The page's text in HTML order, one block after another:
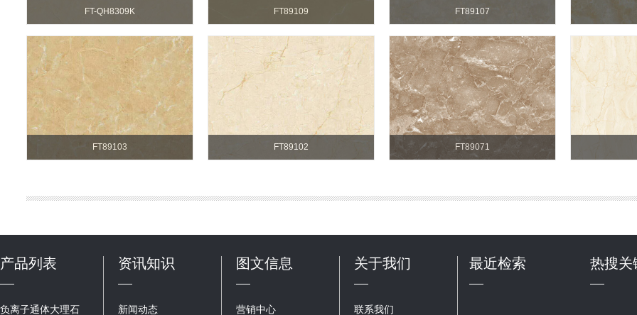
FT-QH8309K FT89109 FT89107
FT89103 FT89102 FT89071
产品列表
负离子通体大理石
资讯知识
新闻动态
图文信息
营销中心
关于我们
联系我们
最近检索 热搜关